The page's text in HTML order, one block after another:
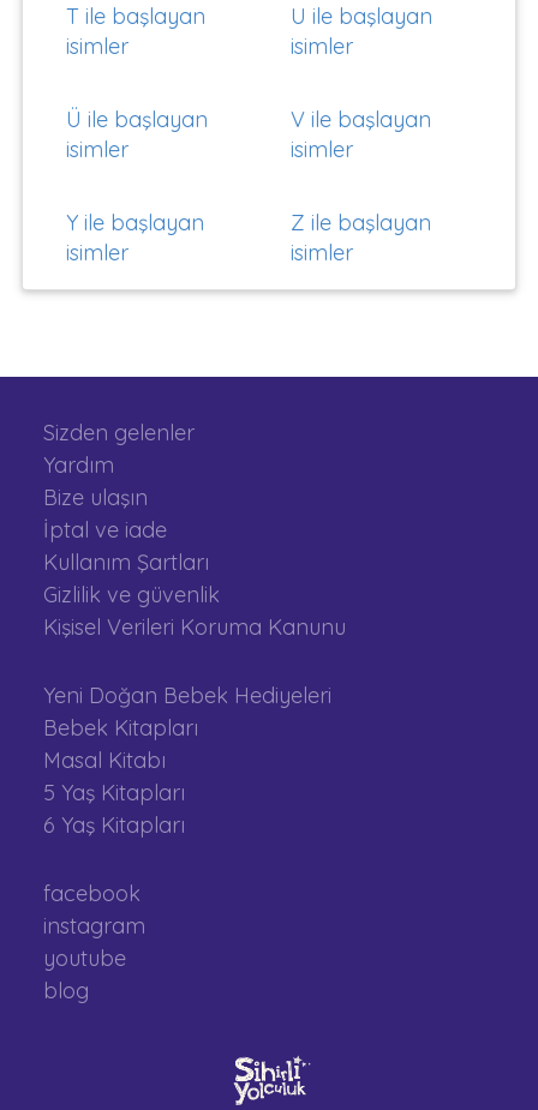
T ile başlayan
isimler
U ile başlayan
isimler
Ü ile başlayan
isimler
V ile başlayan
isimler
Y ile başlayan
isimler
Z ile başlayan
isimler
Sizden gelenler
Yardım
Bize ulaşın
İptal ve iade
Kullanım Şartları
Gizlilik ve güvenlik
Kişisel Verileri Koruma Kanunu
Yeni Doğan Bebek Hediyeleri
Bebek Kitapları
Masal Kitabı
5 Yaş Kitapları
6 Yaş Kitapları
facebook
instagram
youtube
blog